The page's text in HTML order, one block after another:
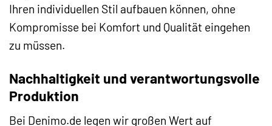
Ihren individuellen Stil aufbauen können, ohne
Kompromisse bei Komfort und Qualität eingehen
zu müssen.
Nachhaltigkeit und verantwortungsvolle
Produktion
Bei Denimo.de legen wir großen Wert auf